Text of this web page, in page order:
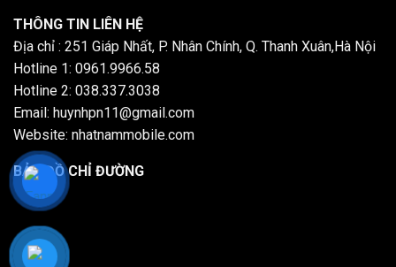
THÔNG TIN LIÊN HỆ
Địa chỉ : 251 Giáp Nhất, P. Nhân Chính, Q. Thanh Xuân,Hà Nội
Hotline 1: 0961.9966.58
Hotline 2: 038.337.3038
Email: huynhpn11@gmail.com
Website: nhatnammobile.com
BẢN ĐỒ CHỈ ĐƯỜNG